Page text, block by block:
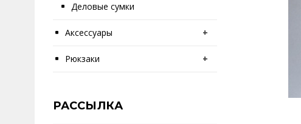
Деловые сумки
Аксессуары +
Рюкзаки +
РАССЫЛКА